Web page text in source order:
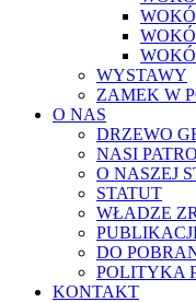
WYSTAWY
ZAMEK W
O NAS
DRZEWO
NASI
O NASZEJ
STATUT
WŁADZE
DO
POLITYKA
KONTAKT